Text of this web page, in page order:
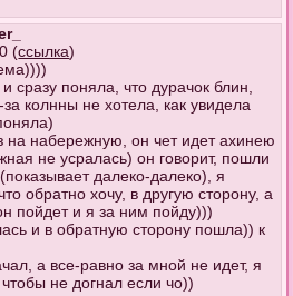
(ссылка)
сразу поняла, что дурачок блин,
колнны не хотела, как увидела
на набережную, он чет идет ахинею
не усралась) он говорит, пошли
далеко-далеко), я
обратно хочу, в другую сторону, а
пойдет и я за ним пойду)))
и в обратную сторону пошла)) к
а все-равно за мной не идет, я
не догнал если чо))